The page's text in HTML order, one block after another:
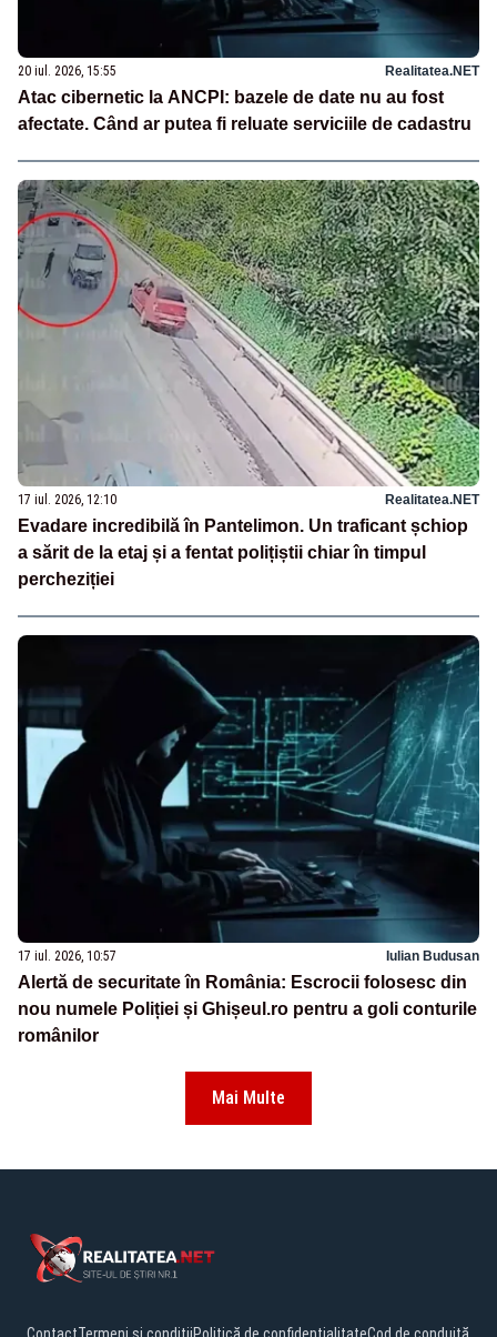
20 iul. 2026, 15:55 Realitatea.NET
Atac cibernetic la ANCPI: bazele de date nu au fost
afectate. Când ar putea fi reluate serviciile de cadastru
17 iul. 2026, 12:10 Realitatea.NET
Evadare incredibilă în Pantelimon. Un traficant șchiop
a sărit de la etaj și a fentat polițiștii chiar în timpul
percheziției
17 iul. 2026, 10:57 Iulian Budusan
Alertă de securitate în România: Escrocii folosesc din
nou numele Poliției și Ghișeul.ro pentru a goli conturile
românilor
Mai Multe